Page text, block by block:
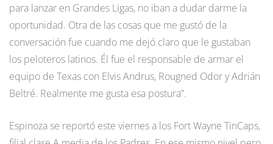
para lanzar en Grandes Ligas, no iban a dudar darme la
oportunidad. Otra de las cosas que me gustó de la
conversación fue cuando me dejó claro que le gustaban
los peloteros latinos. Él fue el responsable de armar el
equipo de Texas con Elvis Andrus, Rougned Odor y Adrián
Beltré. Realmente me gusta esa postura”.
Espinoza se reportó este viernes a los Fort Wayne TinCaps,